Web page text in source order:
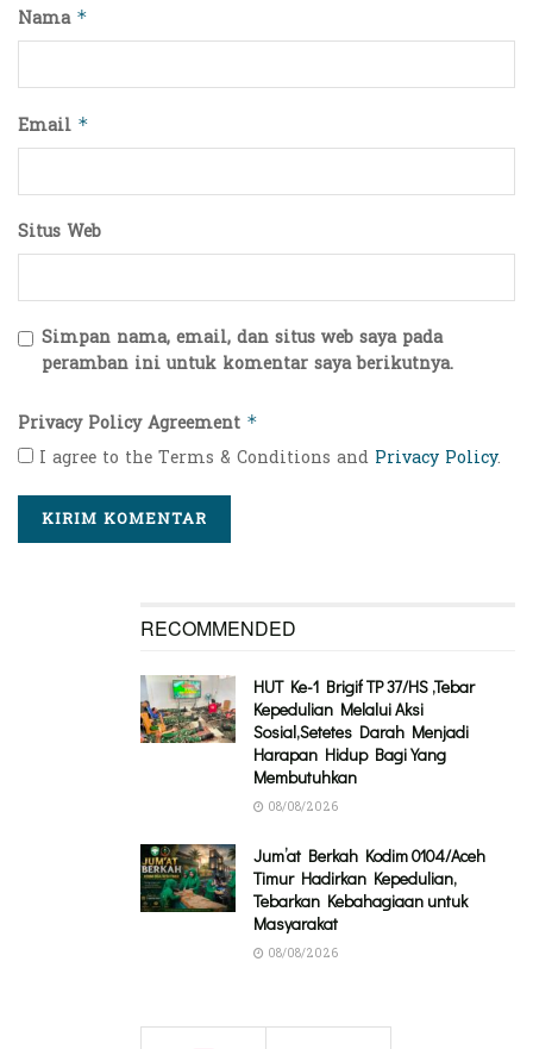
Nama *
Email *
Situs Web
Simpan nama, email, dan situs web saya pada
peramban ini untuk komentar saya berikutnya.
Privacy Policy Agreement *
I agree to the Terms & Conditions and Privacy Policy.
RECOMMENDED
HUT Ke-1 Brigif TP 37/HS ,Tebar
Kepedulian Melalui Aksi
Sosial,Setetes Darah Menjadi
Harapan Hidup Bagi Yang
Membutuhkan
08/08/2026
Jum’at Berkah Kodim 0104/Aceh
Timur Hadirkan Kepedulian,
Tebarkan Kebahagiaan untuk
Masyarakat
08/08/2026